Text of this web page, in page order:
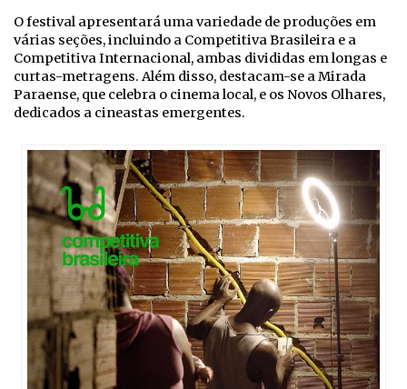
O festival apresentará uma variedade de produções em
várias seções, incluindo a Competitiva Brasileira e a
Competitiva Internacional, ambas divididas em longas e
curtas-metragens. Além disso, destacam-se a Mirada
Paraense, que celebra o cinema local, e os Novos Olhares,
dedicados a cineastas emergentes.